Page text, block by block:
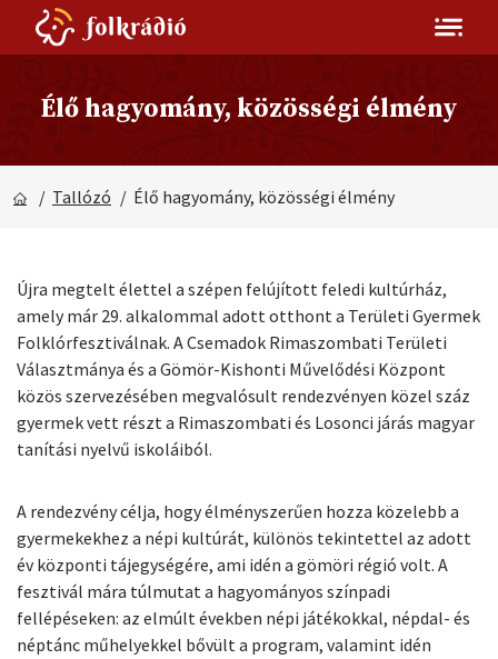
Élő hagyomány, közösségi élmény
/ Tallózó / Élő hagyomány, közösségi élmény
Újra megtelt élettel a szépen felújított feledi kultúrház,
amely már 29. alkalommal adott otthont a Területi Gyermek
Folklórfesztiválnak. A Csemadok Rimaszombati Területi
Választmánya és a Gömör-Kishonti Művelődési Központ
közös szervezésében megvalósult rendezvényen közel száz
gyermek vett részt a Rimaszombati és Losonci járás magyar
tanítási nyelvű iskoláiból.
A rendezvény célja, hogy élményszerűen hozza közelebb a
gyermekekhez a népi kultúrát, különös tekintettel az adott
év központi tájegységére, ami idén a gömöri régió volt. A
fesztivál mára túlmutat a hagyományos színpadi
fellépéseken: az elmúlt években népi játékokkal, népdal- és
néptánc műhelyekkel bővült a program, valamint idén